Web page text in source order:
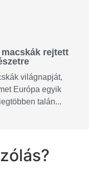
rejtett
világnapját,
Európa egyik
talán...